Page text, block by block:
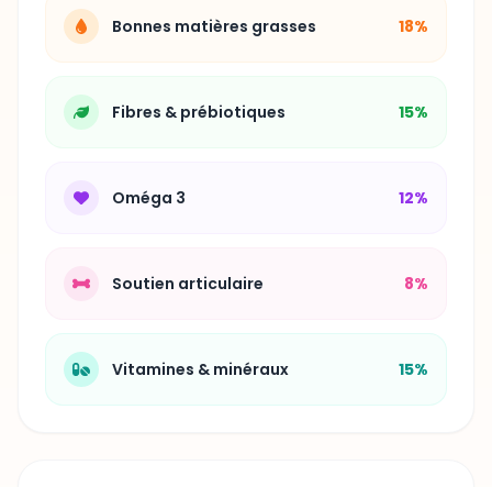
Bonnes matières grasses 18%
Fibres & prébiotiques 15%
Oméga 3 12%
Soutien articulaire 8%
Vitamines & minéraux 15%